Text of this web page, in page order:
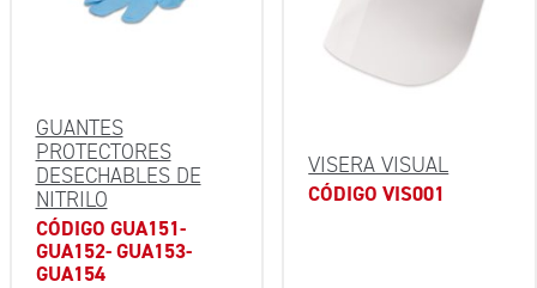
GUANTES
PROTECTORES
DESECHABLES DE
NITRILO
CÓDIGO GUA151-
GUA152- GUA153-
GUA154
VISERA VISUAL
CÓDIGO VIS001